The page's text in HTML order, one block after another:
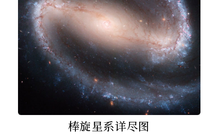
棒旋星系详尽图